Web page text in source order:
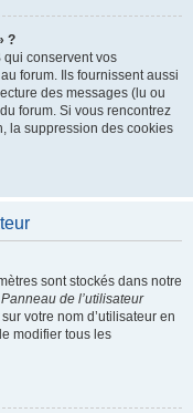
?
conservent vos
forum. Ils fournissent aussi
des messages (lu ou
forum. Si vous rencontrez
la suppression des cookies
sont stockés dans notre
Panneau de l’utilisateur
votre nom d’utilisateur en
modifier tous les